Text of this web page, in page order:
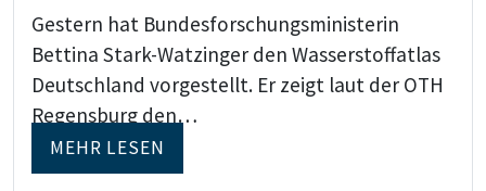
Gestern hat Bundesforschungsministerin
Bettina Stark-Watzinger den Wasserstoffatlas
Deutschland vorgestellt. Er zeigt laut der OTH
Regensburg den…
MEHR LESEN